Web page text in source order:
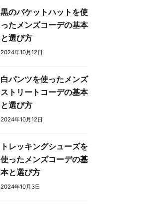
黒のバケットハットを使
ったメンズコーデの基本
と選び方
2024年10月12日
白パンツを使ったメンズ
ストリートコーデの基本
と選び方
2024年10月12日
トレッキングシューズを
使ったメンズコーデの基
本と選び方
2024年10月3日